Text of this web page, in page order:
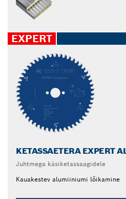
EXPERT
KETASSAETERA EXPERT
Juhtmega käsiketassaagidele
Kauakestev alumiiniumi lõikamine